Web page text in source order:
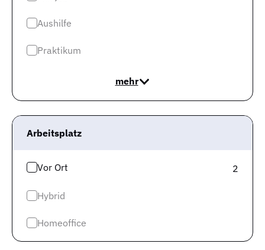
Aushilfe
Praktikum
mehr
Arbeitsplatz
Vor Ort 2
Hybrid
Homeoffice
Stellen und 130.542 Arbeitssuchenden bei 3,96.
Scheint so, als wenn
Rheinland-Pfalz geringer ist als in Mannheim
Genauer gesagt ist es in Mannheim um 15,74% besser.
Im Folgenden schauen wir uns den Trend der
vergangenen sechs Monate auf Bundeslandebene an.